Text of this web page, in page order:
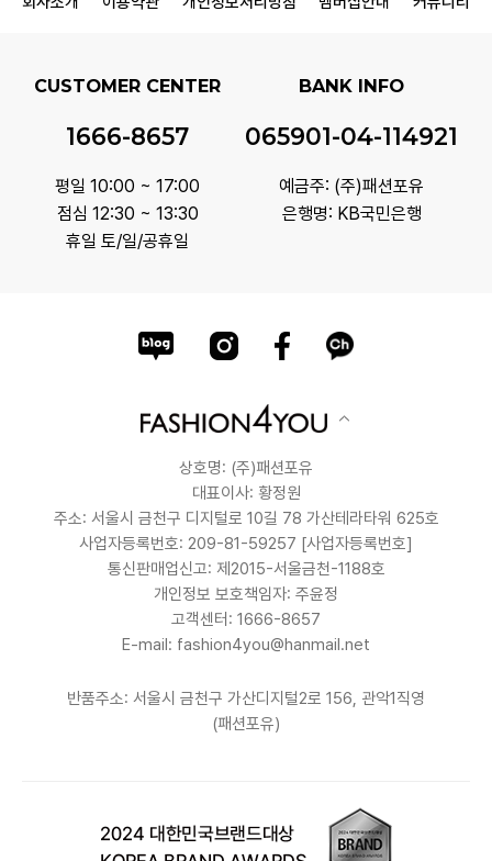
CUSTOMER CENTER
1666-8657
평일 10:00 ~ 17:00
점심 12:30 ~ 13:30
휴일 토/일/공휴일
BANK INFO
065901-04-114921
예금주: (주)패션포유
은행명: KB국민은행
상호명: (주)패션포유
대표이사: 황정원
주소: 서울시 금천구 디지털로 10길 78 가산테라타워 625호
사업자등록번호: 209-81-59257 [사업자등록번호]
통신판매업신고: 제2015-서울금천-1188호
개인정보 보호책임자: 주윤정
고객센터: 1666-8657
E-mail: fashion4you@hanmail.net
반품주소: 서울시 금천구 가산디지털2로 156, 관악1직영
(패션포유)